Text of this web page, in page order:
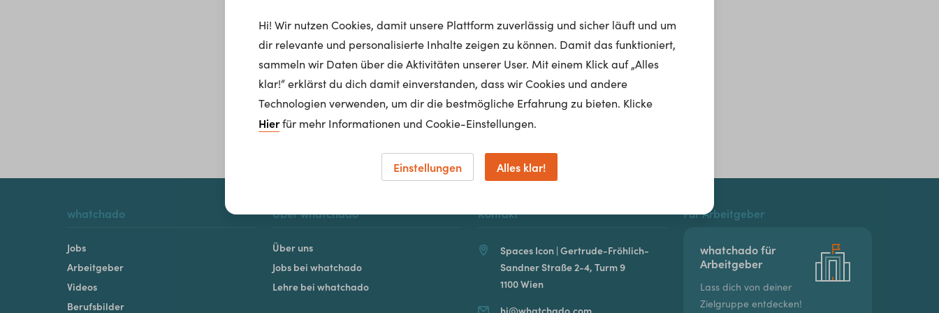
Homepage
whatchado
Jobs
Arbeitgeber
Videos
Berufsbilder
Über whatchado
Über uns
Jobs bei whatchado
Lehre bei whatchado
Kontakt
Spaces Icon | Gertrude-Fröhlich-
Sandner Straße 2-4, Turm 9
1100 Wien
hi@whatchado.com
Für Arbeitgeber
whatchado für
Arbeitgeber
Lass dich von deiner
Zielgruppe entdecken!
Hi! Wir nutzen Cookies, damit unsere Plattform zuverlässig und sicher läuft und um
dir relevante und personalisierte Inhalte zeigen zu können. Damit das funktioniert,
sammeln wir Daten über die Aktivitäten unserer User. Mit einem Klick auf „Alles
klar!“ erklärst du dich damit einverstanden, dass wir Cookies und andere
Technologien verwenden, um dir die bestmögliche Erfahrung zu bieten. Klicke
Hierfür mehr Informationen und Cookie-Einstellungen.
Einstellungen Alles klar!